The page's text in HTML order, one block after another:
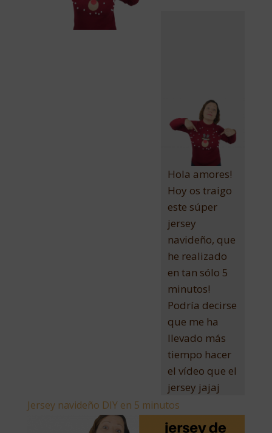
Hola amores!
Hoy os traigo
este súper
jersey
navideño, que
he realizado
en tan sólo 5
minutos!
Podría decirse
que me ha
llevado más
tiempo hacer
el vídeo que el
jersey jajaj
Jersey navideño DIY en 5 minutos